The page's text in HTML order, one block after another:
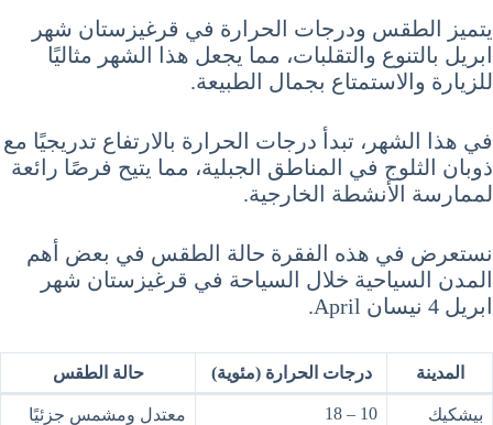
يتميز الطقس ودرجات الحرارة في قرغيزستان شهر
ابريل بالتنوع والتقلبات، مما يجعل هذا الشهر مثاليًا
للزيارة والاستمتاع بجمال الطبيعة.
في هذا الشهر، تبدأ درجات الحرارة بالارتفاع تدريجيًا مع
ذوبان الثلوج في المناطق الجبلية، مما يتيح فرصًا رائعة
لممارسة الأنشطة الخارجية.
نستعرض في هذه الفقرة حالة الطقس في بعض أهم
المدن السياحية خلال السياحة في قرغيزستان شهر
ابريل 4 نيسان April.
المدينة درجات الحرارة (مئوية) حالة الطقس
بيشكيك 10 – 18 معتدل ومشمس جزئيًا